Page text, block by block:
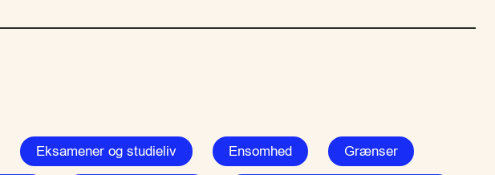
Eksamener og studieliv Ensomhed Grænser